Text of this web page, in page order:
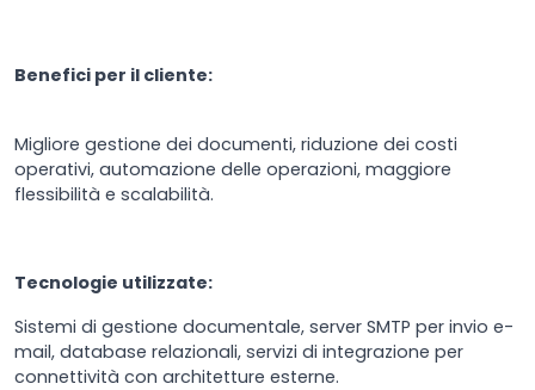
Benefici per il cliente:
Migliore gestione dei documenti, riduzione dei costi
operativi, automazione delle operazioni, maggiore
flessibilità e scalabilità.
Tecnologie utilizzate:
Sistemi di gestione documentale, server SMTP per invio e-
mail, database relazionali, servizi di integrazione per
connettività con architetture esterne.